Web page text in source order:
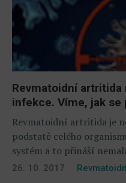
Revmatoidní
infekce. Víme, jak
Revmatoidní artritida je
podstatě celého
systém a to přináší
26. 10. 2017